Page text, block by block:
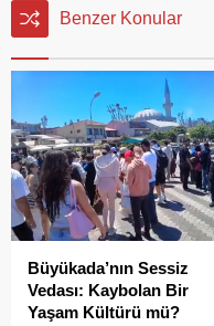
Benzer Konular
Büyükada’nın Sessiz
Vedası: Kaybolan Bir
Yaşam Kültürü mü?